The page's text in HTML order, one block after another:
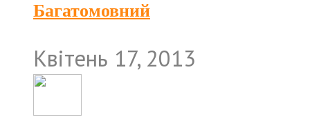
Багатомовний
Квітень 17, 2013